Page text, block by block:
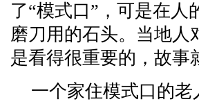
了“模式口”，可是在人
磨刀用的石头。当地人
是看得很重要的，故事
一个家住模式口的